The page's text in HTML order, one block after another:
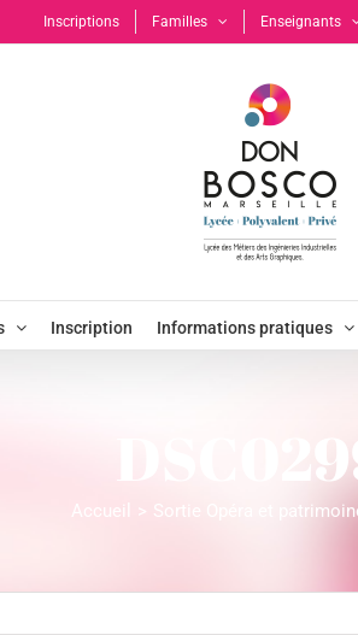
Inscriptions Familles Enseignants
Inscription Informations pratiques
Accueil Sortie Opéra et